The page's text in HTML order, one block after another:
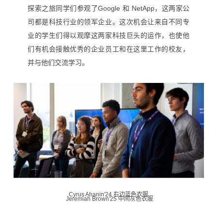
探索之旅同学们参观了Google 和 NetApp，这两家公
司都是科技行业的领军企业。这次机会让来自不同专
业的学生们得以观摩这两家科技巨头的运作，也使他
们有机会接触优秀的企业员工和在这里工作的校友，
并与他们交流学习。
Cyrus Ahanin'24 右边蓝色衣服
Jeremiah Brown'25 中间灰色衣服